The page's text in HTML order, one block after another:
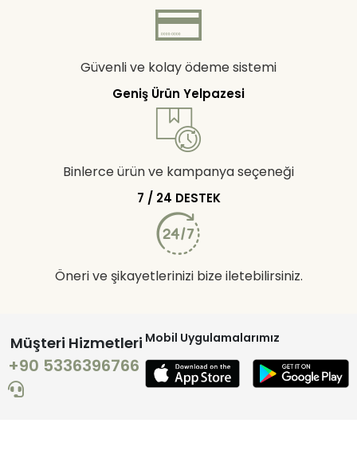
Güvenli ve kolay ödeme sistemi
Geniş Ürün Yelpazesi
Binlerce ürün ve kampanya seçeneği
7 / 24 DESTEK
Öneri ve şikayetlerinizi bize iletebilirsiniz.
Müşteri Hizmetleri
+90 5336396766
Mobil Uygulamalarımız